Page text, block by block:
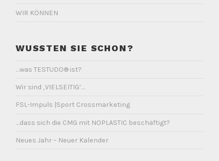
WIR KÖNNEN
WUSSTEN SIE SCHON?
…was TESTUDO® ist?
Wir sind ‚VIELSEITIG’…
FSL-Impuls |Sport Crossmarketing
…dass sich die CMG mit NOPLASTIC beschäftigt?
Neues Jahr – Neuer Kalender